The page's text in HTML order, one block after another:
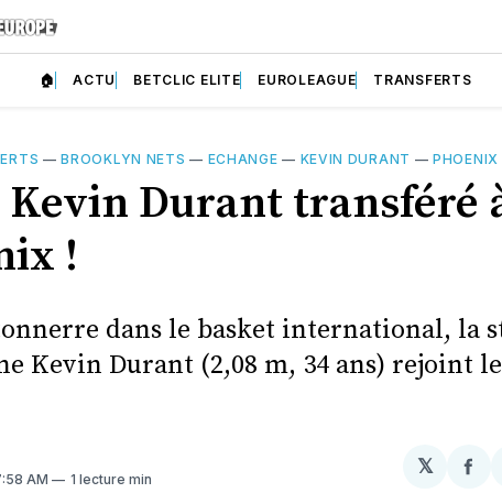
🏠 ACTU BETCLIC ELITE EUROLEAGUE TRANSFERTS
—BROOKLYN NETS — ECHANGE — KEVIN DURANT —PHOENIX
Kevin Durant transféré
!
dans le basket international, la
Kevin Durant (2,08 m, 34 ans) rejoint
AM 1 lecture min
𝕏